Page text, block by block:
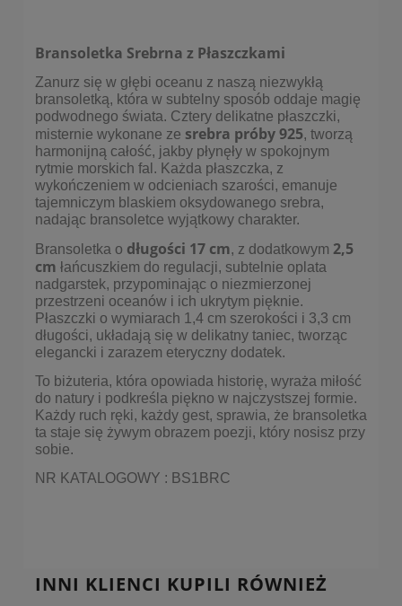
Bransoletka Srebrna z Płaszczkami
Zanurz się w głębi oceanu z naszą niezwykłą
bransoletką, która w subtelny sposób oddaje magię
podwodnego świata. Cztery delikatne płaszczki,
misternie wykonane ze srebra próby 925, tworzą
harmonijną całość, jakby płynęły w spokojnym
rytmie morskich fal. Każda płaszczka, z
wykończeniem w odcieniach szarości, emanuje
tajemniczym blaskiem oksydowanego srebra,
nadając bransoletce wyjątkowy charakter.
Bransoletka o długości 17 cm, z dodatkowym 2,5
cm łańcuszkiem do regulacji, subtelnie oplata
nadgarstek, przypominając o niezmierzonej
przestrzeni oceanów i ich ukrytym pięknie.
Płaszczki o wymiarach 1,4 cm szerokości i 3,3 cm
długości, układają się w delikatny taniec, tworząc
elegancki i zarazem eteryczny dodatek.
To biżuteria, która opowiada historię, wyraża miłość
do natury i podkreśla piękno w najczystszej formie.
Każdy ruch ręki, każdy gest, sprawia, że bransoletka
ta staje się żywym obrazem poezji, który nosisz przy
sobie.
NR KATALOGOWY : BS1BRC
INNI KLIENCI KUPILI RÓWNIEŻ